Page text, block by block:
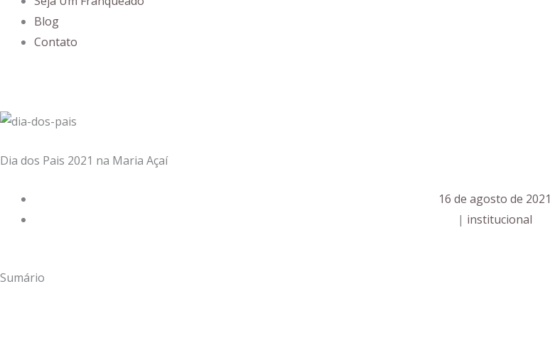
Blog
Contato
Dia dos Pais 2021 na Maria Açaí
16 de agosto de 2021
| institucional
Sumário